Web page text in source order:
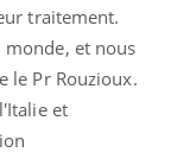
traitement.
monde, et nous
le Pr Rouzioux.
et